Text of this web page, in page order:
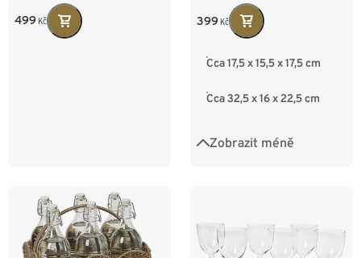
499 Kč 399 Kč
Zobrazit méně
Cca 17,5 x 15,5 x 17,5 cm
Cca 32,5 x 16 x 22,5 cm